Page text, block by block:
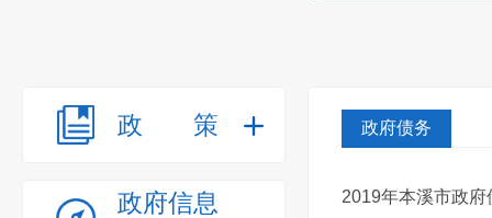
政策
政府信息
政府债务
2019年本溪市政